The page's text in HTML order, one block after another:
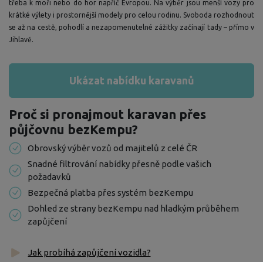
třeba k moři nebo do hor napříč Evropou. Na výběr jsou menší vozy pro
krátké výlety i prostornější modely pro celou rodinu. Svoboda rozhodnout
se až na cestě, pohodlí a nezapomenutelné zážitky začínají tady – přímo v
Jihlavě.
Ukázat nabídku karavanů
Proč si pronajmout karavan přes
půjčovnu bezKempu?
Obrovský výběr vozů od majitelů z celé ČR
Snadné filtrování nabídky přesně podle vašich
požadavků
Bezpečná platba přes systém bezKempu
Dohled ze strany bezKempu nad hladkým průběhem
zapůjčení
Jak probíhá zapůjčení vozidla?